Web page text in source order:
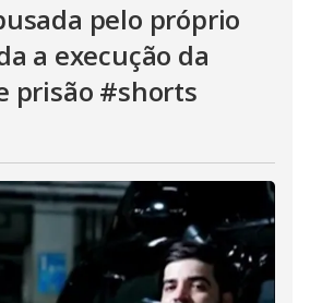
pelo próprio
a execução da
prisão #shorts